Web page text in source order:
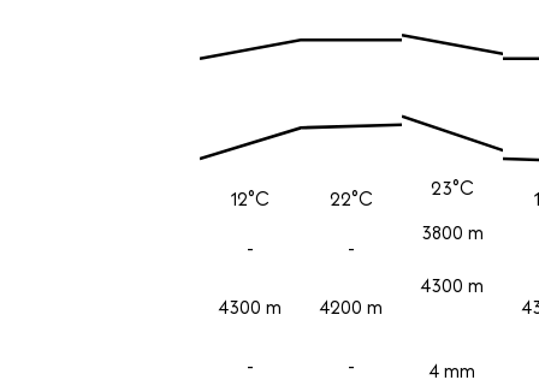
12°C
-
4300 m
-
22°C
-
4200 m
-
23°C
3800 m
4300 m
4 mm